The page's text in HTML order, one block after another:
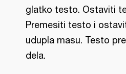
glatko testo. Ostaviti
Premesiti testo i
udupla masu. Testo
dela.